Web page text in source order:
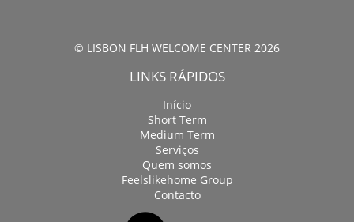
© LISBON FLH WELCOME CENTER 2026
LINKS RÁPIDOS
Início
Short Term
Medium Term
Serviços
Quem somos
Feelslikehome Group
Contacto